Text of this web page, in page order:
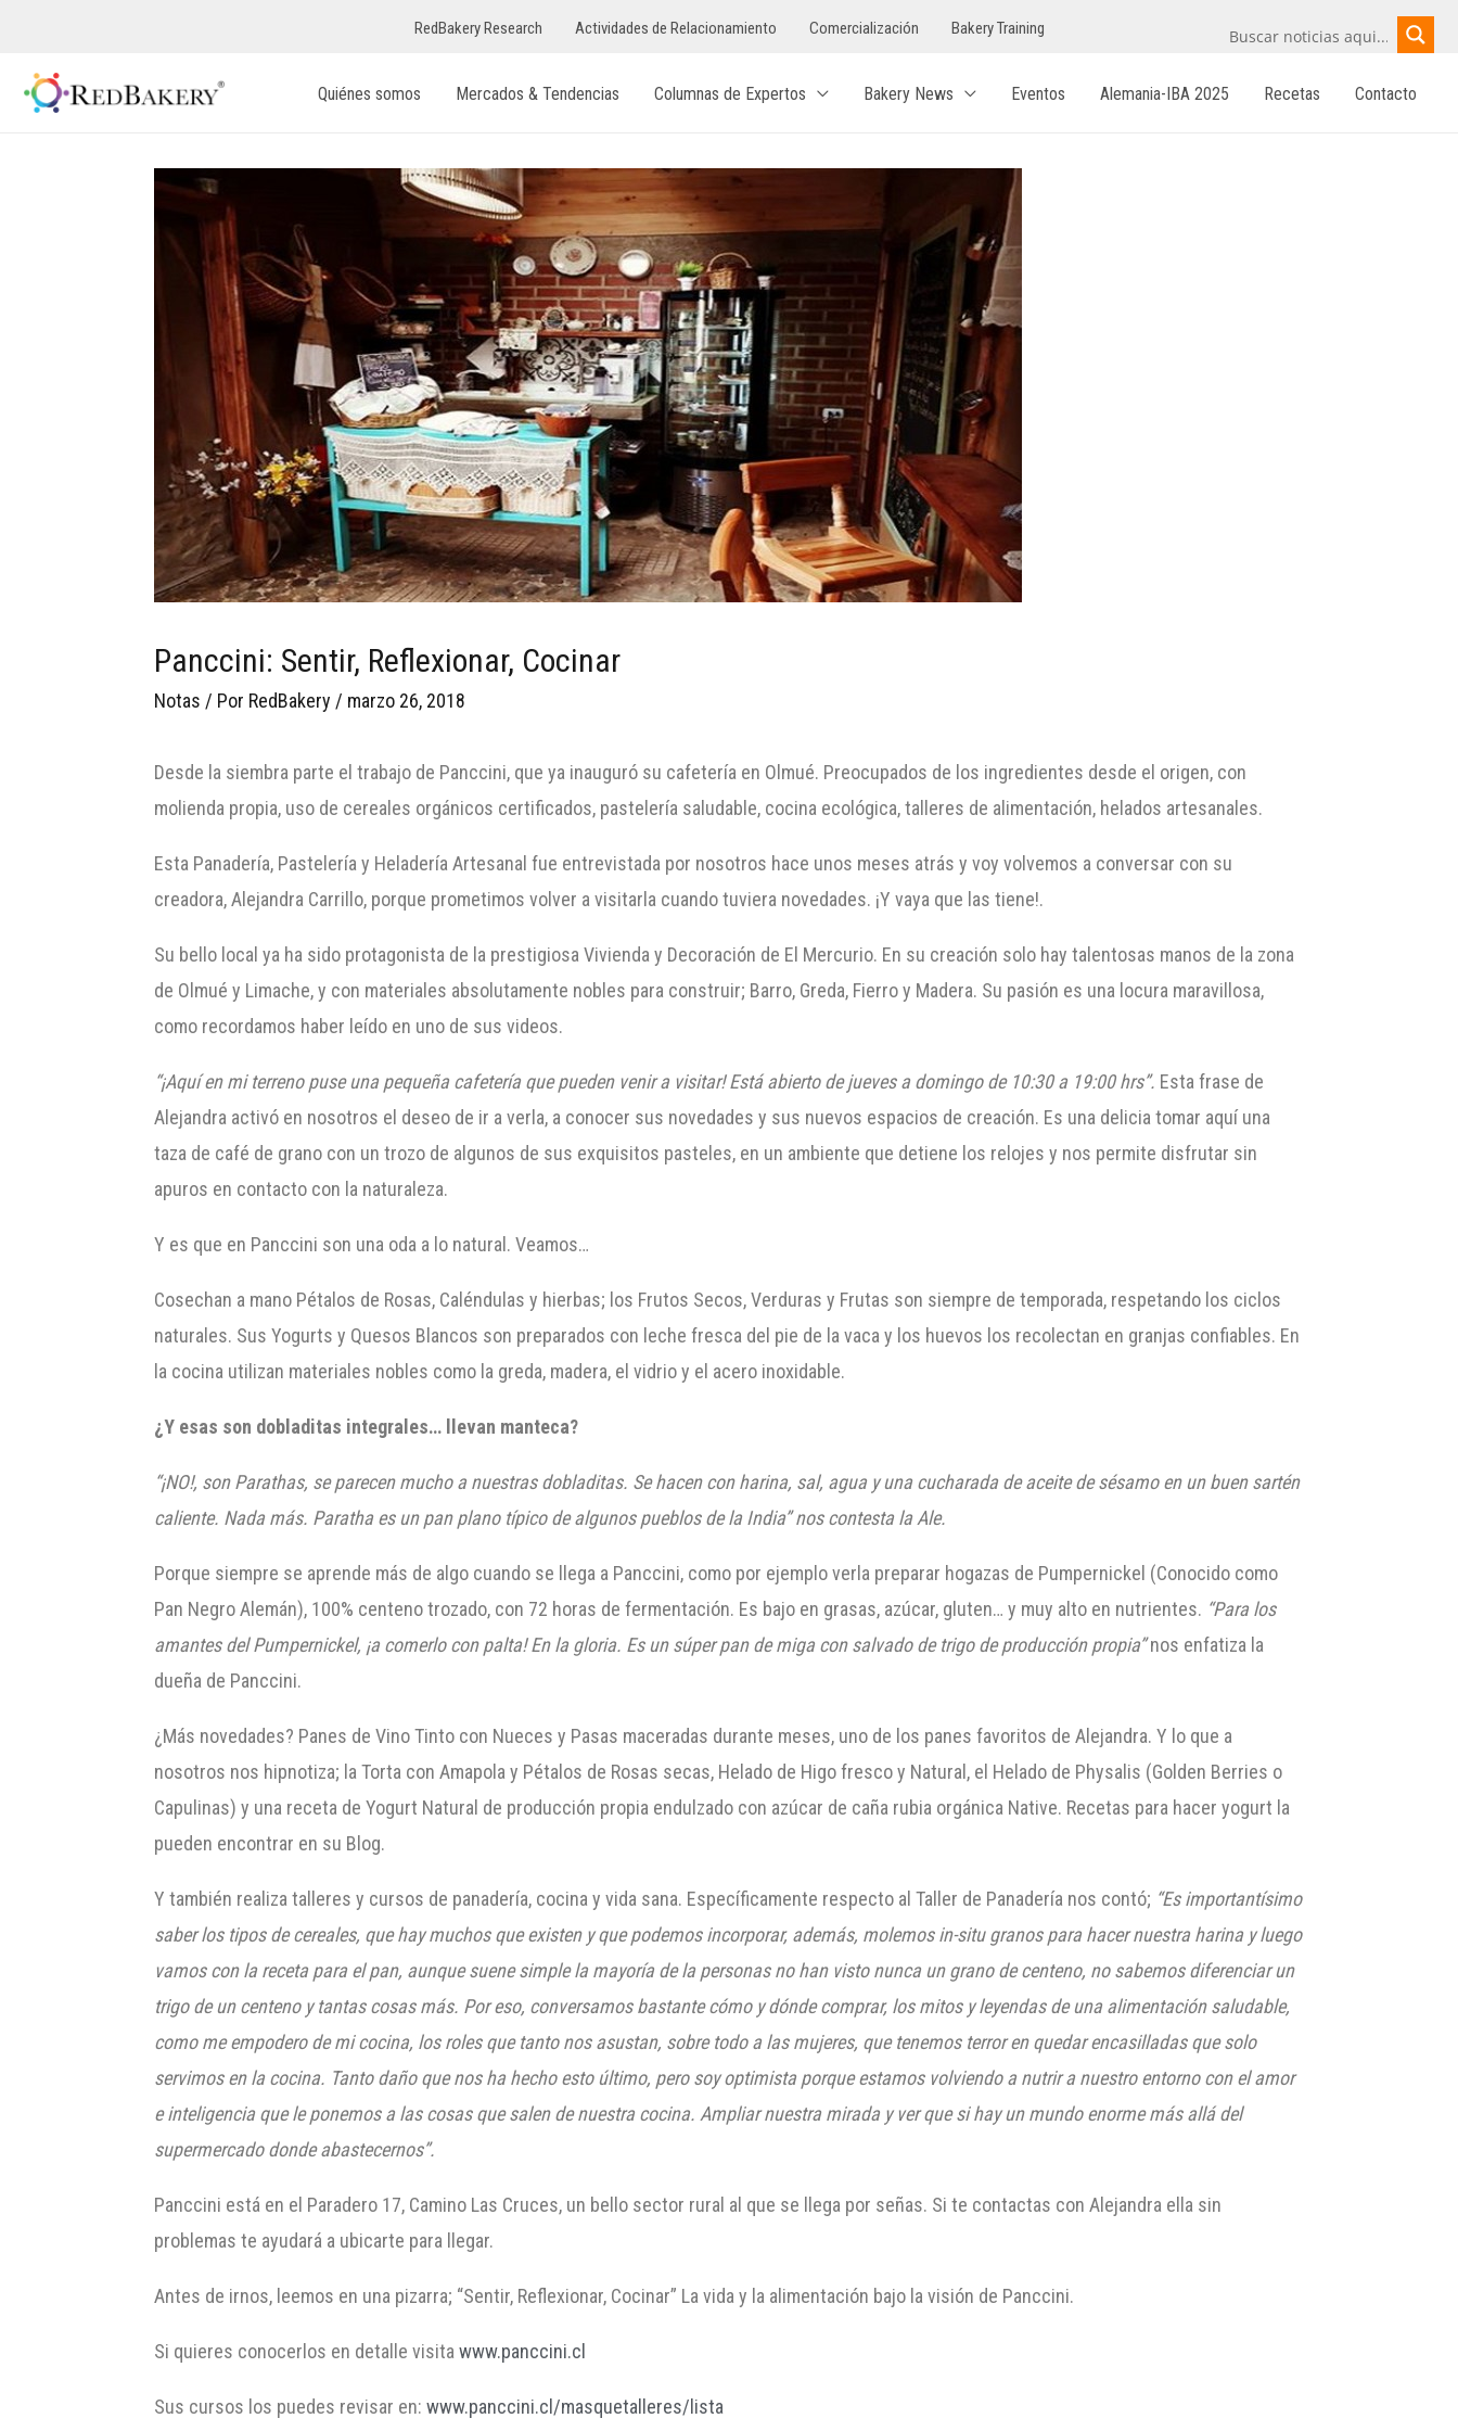
RedBakery Research Actividades de Relacionamiento Comercialización Bakery Training
Quiénes somos Mercados & Tendencias Columnas de Expertos Bakery News Eventos Alemania-IBA 2025 Recetas Contacto
Panccini: Sentir, Reflexionar, Cocinar
Notas / Por RedBakery / marzo 26, 2018
Desde la siembra parte el trabajo de Panccini, que ya inauguró su cafetería en Olmué. Preocupados de los ingredientes desde el origen, con
molienda propia, uso de cereales orgánicos certificados, pastelería saludable, cocina ecológica, talleres de alimentación, helados artesanales.
Esta Panadería, Pastelería y Heladería Artesanal fue entrevistada por nosotros hace unos meses atrás y voy volvemos a conversar con su
creadora, Alejandra Carrillo, porque prometimos volver a visitarla cuando tuviera novedades. ¡Y vaya que las tiene!.
Su bello local ya ha sido protagonista de la prestigiosa Vivienda y Decoración de El Mercurio. En su creación solo hay talentosas manos de la zona
de Olmué y Limache, y con materiales absolutamente nobles para construir; Barro, Greda, Fierro y Madera. Su pasión es una locura maravillosa,
como recordamos haber leído en uno de sus videos.
“¡Aquíen mi terreno puse una pequeña cafetería que puedenvenir a visitar! Está abierto de juevesa domingo de 10:30 a 19:00 hrs”. Esta frase de
Alejandra activó en nosotros el deseo de ir a verla, a conocer sus novedades y sus nuevos espacios de creación. Es una delicia tomar aquí una
taza de café de grano con un trozo de algunos de sus exquisitos pasteles, en un ambiente que detiene los relojes y nos permite disfrutar sin
apuros en contacto con la naturaleza.
Y es que en Panccini son una oda a lo natural. Veamos…
Cosechan a mano Pétalos de Rosas, Caléndulas y hierbas; los Frutos Secos, Verduras y Frutas son siempre de temporada, respetando los ciclos
naturales. Sus Yogurts y Quesos Blancos son preparados con leche fresca del pie de la vaca y los huevos los recolectan en granjas confiables. En
la cocina utilizan materiales nobles como la greda, madera, el vidrio y el acero inoxidable.
¿Y esas son dobladitas integrales… llevan manteca?
“¡NO!, sonParathas, se parecen mucho a nuestras dobladitas. Se hacen con harina, sal, agua y una cucharada de aceite de sésamo en un buen sartén
caliente. Nada más. Paratha es un pan plano típico de algunos pueblos de la India” nos contesta la Ale.
Porque siempre se aprende más de algo cuando se llega a Panccini, como por ejemplo verla preparar hogazas de Pumpernickel (Conocido como
Pan Negro Alemán), 100% centeno trozado, con 72 horas de fermentación. Es bajo en grasas, azúcar, gluten… y muy alto en nutrientes. “Para los
amantes del Pumpernickel, ¡a comerlo con palta! En la gloria. Es un súper pan de miga con salvado de trigodeproducción propia”nos enfatiza la
dueña de Panccini.
¿Más novedades? Panes de Vino Tinto con Nueces y Pasas maceradas durante meses, uno de los panes favoritos de Alejandra. Y lo que a
nosotros nos hipnotiza; la Torta con Amapola y Pétalos de Rosas secas, Helado de Higo fresco y Natural, el Helado de Physalis (Golden Berries o
Capulinas) y una receta de Yogurt Natural de producción propia endulzado con azúcar de caña rubia orgánica Native. Recetas para hacer yogurt la
pueden encontrar en su Blog.
Y también realiza talleres y cursos de panadería, cocina y vida sana. Específicamente respecto al Taller de Panadería nos contó; “Es importantísimo
saber los tipos de cereales, que hay muchos que existen y que podemos incorporar, además, molemos in-situ granos para hacer nuestra harina y luego
vamos con la receta para el pan, aunque suene simple la mayoría de la personas no han vistonunca un grano de centeno, no sabemos diferenciar un
trigo de un centeno y tantas cosas más. Por eso, conversamos bastante cómo y dónde comprar, los mitos y leyendas de una alimentación saludable,
como me empodero de mi cocina, los roles que tanto nos asustan, sobre todo a las mujeres, que tenemos terror en quedar encasilladas que solo
servimos en la cocina. Tanto daño que nos ha hecho esto último, pero soy optimista porque estamos volviendo a nutrir a nuestro entorno con el amor
e inteligencia que le ponemos a las cosas que salen de nuestra cocina. Ampliar nuestra mirada y ver que si hay un mundo enorme más allá del
supermercado donde abastecernos”.
Panccini está en el Paradero 17, Camino Las Cruces, un bello sector rural al que se llega por señas. Si te contactas con Alejandra ella sin
problemas te ayudará a ubicarte para llegar.
Antes de irnos, leemos en una pizarra; “Sentir, Reflexionar, Cocinar” La vida y la alimentación bajo la visión de Panccini.
Si quieres conocerlos en detalle visitawww.panccini.cl
Sus cursos los puedes revisar en:www.panccini.cl/masquetalleres/lista